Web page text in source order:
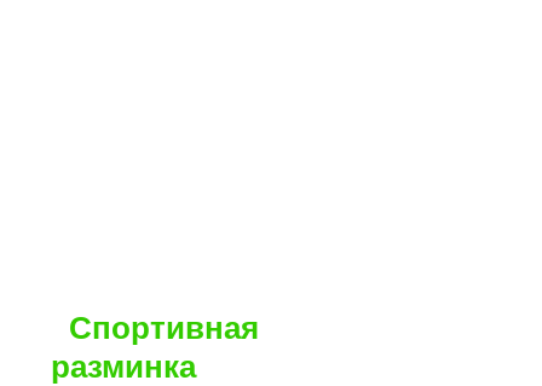
Спортивная
разминка